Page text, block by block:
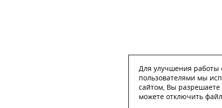
Для улучшения работы
пользователями мы
сайтом, Вы разрешаете
можете отключить